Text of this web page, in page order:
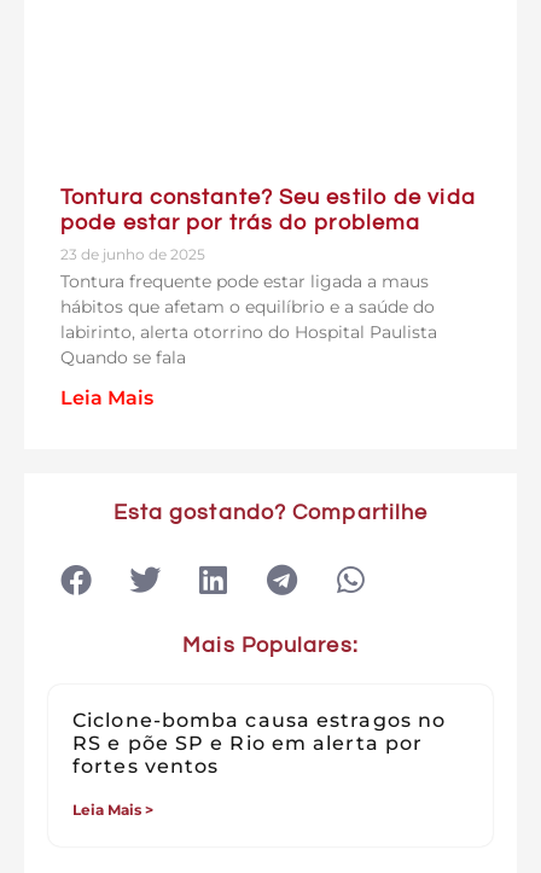
Tontura constante? Seu estilo de vida
pode estar por trás do problema
23 de junho de 2025
Tontura frequente pode estar ligada a maus
hábitos que afetam o equilíbrio e a saúde do
labirinto, alerta otorrino do Hospital Paulista
Quando se fala
Leia Mais
Esta gostando? Compartilhe
Mais Populares:
Ciclone-bomba causa estragos no
RS e põe SP e Rio em alerta por
fortes ventos
Leia Mais >